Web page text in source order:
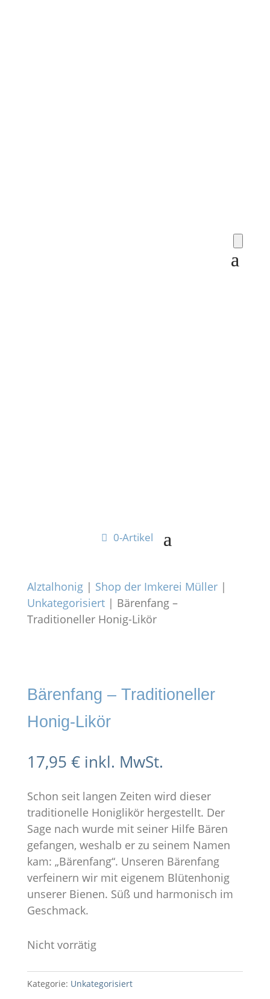
0-Artikel
Alztalhonig| Shop der Imkerei Müller|
Unkategorisiert| Bärenfang –
Traditioneller Honig-Likör
Bärenfang – Traditioneller
Honig-Likör
17,95 € inkl. MwSt.
Schon seit langen Zeiten wird dieser
traditionelle Honiglikör hergestellt. Der
Sage nach wurde mit seiner Hilfe Bären
gefangen, weshalb er zu seinem Namen
kam: „Bärenfang“. Unseren Bärenfang
verfeinern wir mit eigenem Blütenhonig
unserer Bienen. Süß und harmonisch im
Geschmack.
Nicht vorrätig
Kategorie: Unkategorisiert